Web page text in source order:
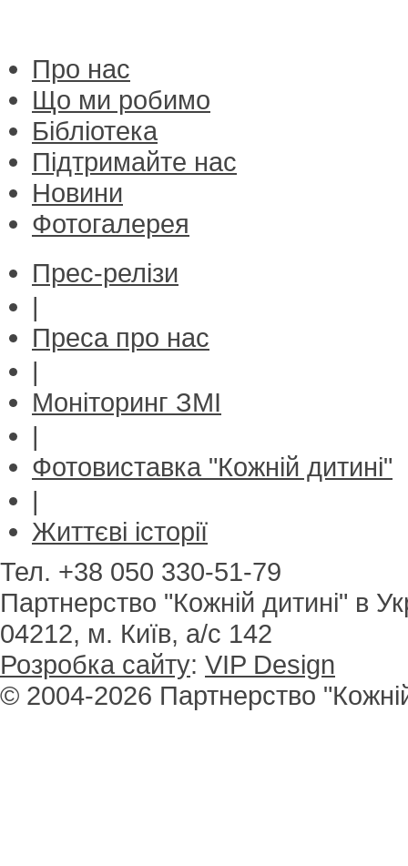
Про нас
Що ми робимо
Бібліотека
Підтримайте нас
Новини
Фотогалерея
Прес-релізи
|
Преса про нас
|
Моніторинг ЗМІ
|
Фотовиставка "Кожній дитині"
|
Життєві історії
Тел. +38 050 330-51-79
Партнерство "Кожній дитині" в
04212, м. Київ, а/с 142
Розробка сайту: VIP Design
© 2004-2026 Партнерство "Кожній